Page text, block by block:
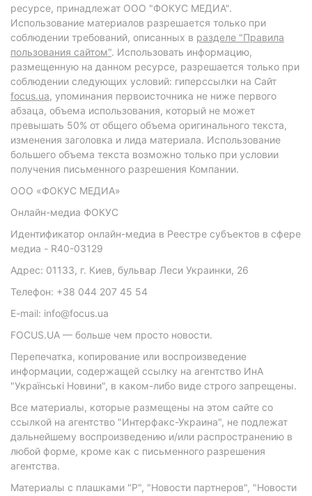
ресурсе, принадлежат ООО "ФОКУС МЕДИА".
Использование материалов разрешается только при
соблюдении требований, описанных в разделе "Правила
пользования сайтом". Использовать информацию,
размещенную на данном ресурсе, разрешается только при
соблюдении следующих условий: гиперссылки на Сайт
focus.ua, упоминания первоисточника не ниже первого
абзаца, объема использования, который не может
превышать 50% от общего объема оригинального текста,
изменения заголовка и лида материала. Использование
большего объема текста возможно только при условии
получения письменного разрешения Компании.
ООО «ФОКУС МЕДИА»
Онлайн-медиа ФОКУС
Идентификатор онлайн-медиа в Реестре субъектов в сфере
медиа - R40-03129
Адрес: 01133, г. Киев, бульвар Леси Украинки, 26
Телефон: +38 044 207 45 54
E-mail: info@focus.ua
FOCUS.UA — больше чем просто новости.
Перепечатка, копирование или воспроизведение
информации, содержащей ссылку на агентство ИнА
"Українські Новини", в каком-либо виде строго запрещены.
Все материалы, которые размещены на этом сайте со
ссылкой на агентство "Интерфакс-Украина", не подлежат
дальнейшему воспроизведению и/или распространению в
любой форме, кроме как с письменного разрешения
агентства.
Материалы с плашками "Р", "Новости партнеров", "Новости